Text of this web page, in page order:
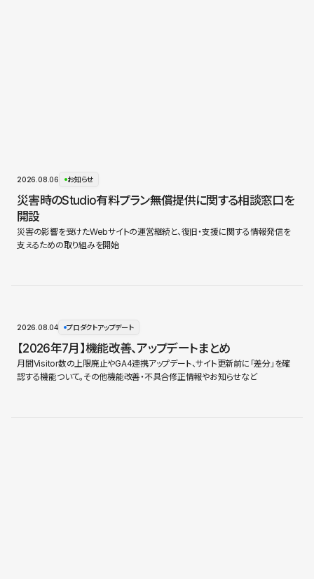
2026.08.06 お知らせ
災害時のStudio有料プラン無償提供に関する相談窓口を
開設
災害の影響を受けたWebサイトの運営継続と、復旧・支援に関する情報発信を
支えるための取り組みを開始
2026.08.04 プロダクトアップデート
【2026年7月】機能改善、アップデートまとめ
月間Visitor数の上限廃止やGA4連携アップデート、サイト更新前に「差分」を確
認する機能ついて。その他機能改善・不具合修正情報やお知らせなど